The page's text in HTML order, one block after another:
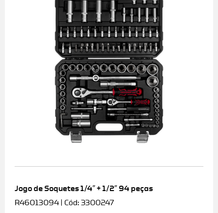
Jogo de Soquetes 1/4″ + 1/2″ 94 peças
R46013094 | Cód: 3300247